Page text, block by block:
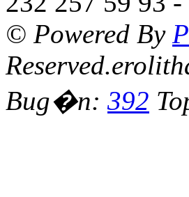
© Powered By
Bug�n: 392